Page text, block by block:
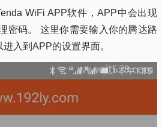
WiFi APP软件，APP中会出现
密码。 这里你需要输入你的腾达路
入到APP的设置界面。